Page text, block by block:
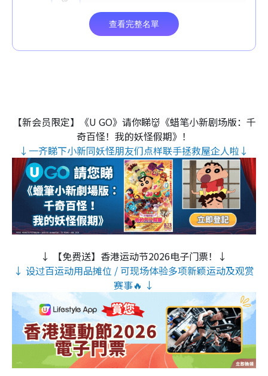
【新会员限定】《U GO》请你睇👹《蜡笔小新剧场版：千
奇百怪！我的妖怪假期》！
↓一齐睇下小新同妖怪朋友们点样联手拯救屋企人啦↓
↓ 【免费送】香港运动节2026电子门票！↓
↓ 设过百运动用品摊位 / 可现场体验多项新颖运动及观赏
赛事🔥 ↓